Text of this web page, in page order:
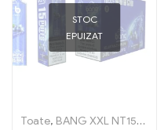
STOC
EPUIZAT
Toate, BANG XXL NT15000